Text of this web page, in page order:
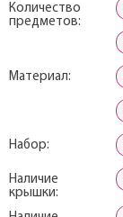
Количество
предметов:
Материал:
Набор:
Наличие
крышки: